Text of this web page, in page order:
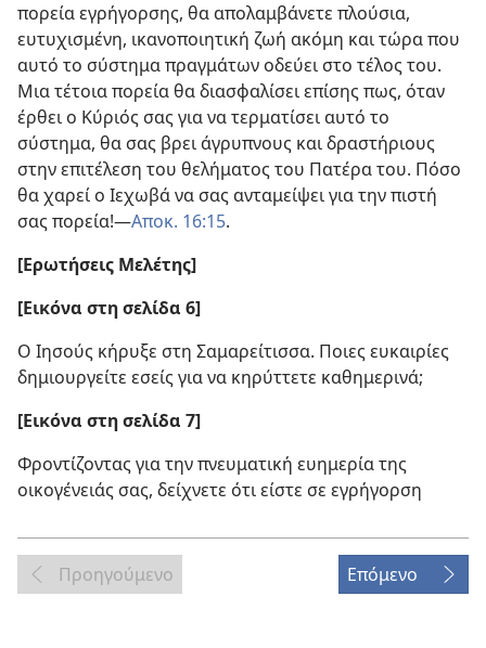
πορεία εγρήγορσης, θα απολαμβάνετε πλούσια,
ευτυχισμένη, ικανοποιητική ζωή ακόμη και τώρα που
αυτό το σύστημα πραγμάτων οδεύει στο τέλος του.
Μια τέτοια πορεία θα διασφαλίσει επίσης πως, όταν
έρθει ο Κύριός σας για να τερματίσει αυτό το
σύστημα, θα σας βρει άγρυπνους και δραστήριους
στην επιτέλεση του θελήματος του Πατέρα του. Πόσο
θα χαρεί ο Ιεχωβά να σας ανταμείψει για την πιστή
σας πορεία!​—Αποκ. 16:15.
[Ερωτήσεις Μελέτης]
[Εικόνα στη σελίδα 6]
Ο Ιησούς κήρυξε στη Σαμαρείτισσα. Ποιες ευκαιρίες
δημιουργείτε εσείς για να κηρύττετε καθημερινά;
[Εικόνα στη σελίδα 7]
Φροντίζοντας για την πνευματική ευημερία της
οικογένειάς σας, δείχνετε ότι είστε σε εγρήγορση
Προηγούμενο Επόμενο